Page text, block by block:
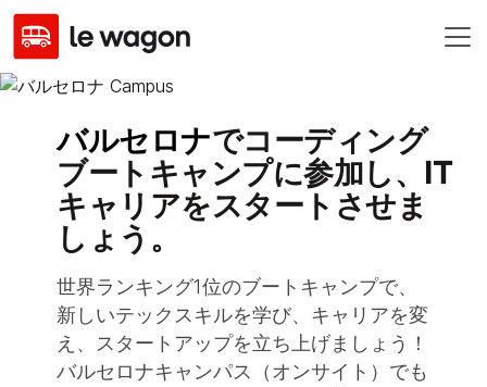
バルセロナでコーディング
ブートキャンプに参加し、IT
キャリアをスタートさせま
しょう。
世界ランキング1位のブートキャンプで、
新しいテックスキルを学び、キャリアを変
え、スタートアップを立ち上げましょう！
バルセロナキャンパス（オンサイト）でも